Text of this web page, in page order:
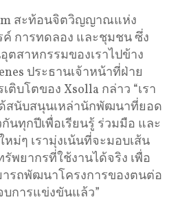
สะท้อนจิตวิญญาณแห่ง
การทดลอง และชุมชน ซึ่ง
ตสาหกรรมของเราไปข้าง
ประธานเจ้าหน้าที่ฝ่าย
ติบโตของ Xsolla กล่าว “เรา
สนับสนุนเหล่านักพัฒนาที่ยอด
นทุกปีเพื่อเรียนรู้ ร่วมมือ และ
หม่ๆ เรามุ่งเน้นที่จะมอบเส้น
พยากรที่ใช้งานได้จริง เพื่อ
ารถพัฒนาโครงการของตนต่อ
การแข่งขันแล้ว”